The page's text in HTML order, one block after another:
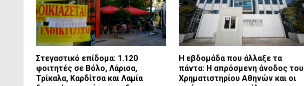
Στεγαστικό επίδομα: 1.120
φοιτητές σε Βόλο, Λάρισα,
Τρίκαλα, Καρδίτσα και Λαμία
Η εβδομάδα που άλλαξε τα
πάντα: Η απρόσμενη άνοδος του
Χρηματιστηρίου Αθηνών και οι